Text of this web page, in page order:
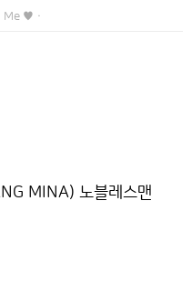
Me ♥ ·
MINA) 노블레스맨